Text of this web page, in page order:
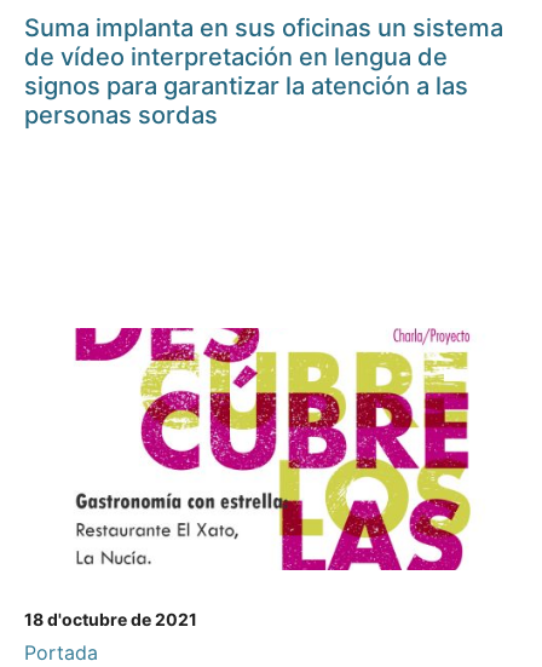
Suma implanta en sus oficinas un sistema
de vídeo interpretación en lengua de
signos para garantizar la atención a las
personas sordas
18 d'octubre de 2021
Portada